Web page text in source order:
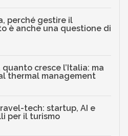
perché gestire il
è anche una questione di
cresce l’Italia: ma
thermal management
tech: startup, AI e
per il turismo